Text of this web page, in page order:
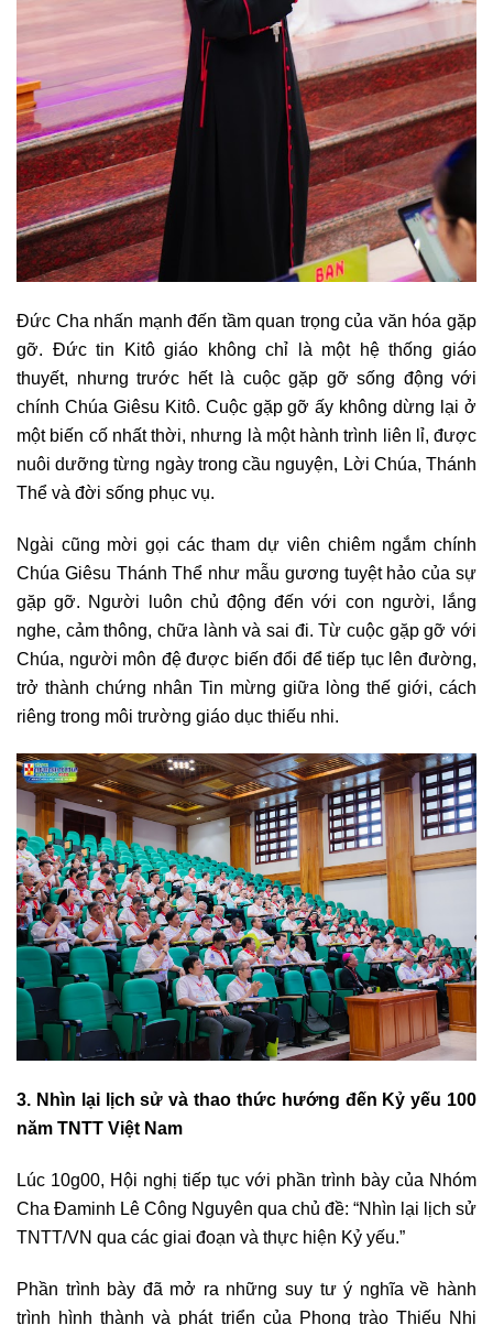
Đức Cha nhấn mạnh đến tầm quan trọng của văn hóa gặp
gỡ. Đức tin Kitô giáo không chỉ là một hệ thống giáo
thuyết, nhưng trước hết là cuộc gặp gỡ sống động với
chính Chúa Giêsu Kitô. Cuộc gặp gỡ ấy không dừng lại ở
một biến cố nhất thời, nhưng là một hành trình liên lỉ, được
nuôi dưỡng từng ngày trong cầu nguyện, Lời Chúa, Thánh
Thể và đời sống phục vụ.
Ngài cũng mời gọi các tham dự viên chiêm ngắm chính
Chúa Giêsu Thánh Thể như mẫu gương tuyệt hảo của sự
gặp gỡ. Người luôn chủ động đến với con người, lắng
nghe, cảm thông, chữa lành và sai đi. Từ cuộc gặp gỡ với
Chúa, người môn đệ được biến đổi để tiếp tục lên đường,
trở thành chứng nhân Tin mừng giữa lòng thế giới, cách
riêng trong môi trường giáo dục thiếu nhi.
3. Nhìn lại lịch sử và thao thức hướng đến Kỷ yếu 100
năm TNTT Việt Nam
Lúc 10g00, Hội nghị tiếp tục với phần trình bày của Nhóm
Cha Đaminh Lê Công Nguyên qua chủ đề: “Nhìn lại lịch sử
TNTT/VN qua các giai đoạn và thực hiện Kỷ yếu.”
Phần trình bày đã mở ra những suy tư ý nghĩa về hành
trình hình thành và phát triển của Phong trào Thiếu Nhi